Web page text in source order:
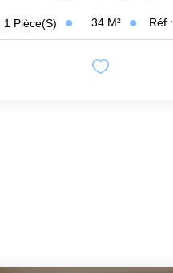
1 Pièce(s) 34 M² Réf :